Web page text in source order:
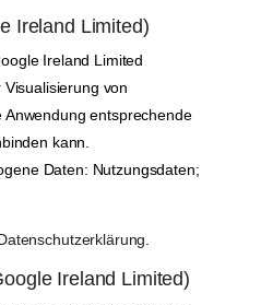
Ireland Limited)
Ireland Limited
von
entsprechende
kann.
Daten: Nutzungsdaten;
.
Ireland Limited)